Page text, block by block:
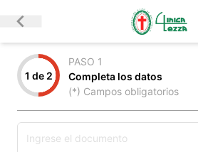
1 de 2
PASO 1
Completa los datos
(*) Campos obligatorios
Ingrese el documento